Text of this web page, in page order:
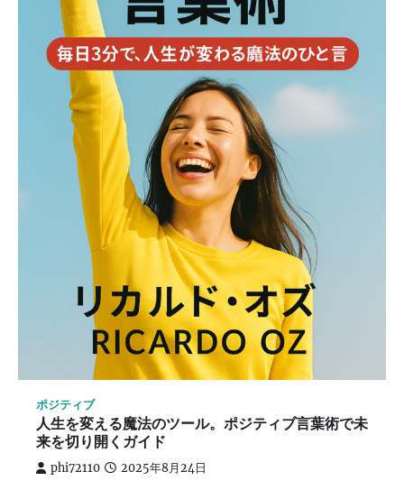
ポジティブ
人生を変える魔法のツール。ポジティブ言葉術で未
来を切り開くガイド
phi72110 2025年8月24日